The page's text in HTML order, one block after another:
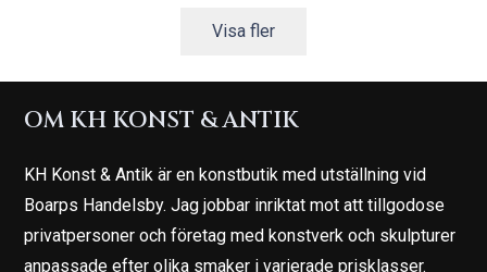
Visa fler
OM KH KONST & ANTIK
KH Konst & Antik är en konstbutik med utställning vid
Boarps Handelsby. Jag jobbar inriktat mot att tillgodose
privatpersoner och företag med konstverk och skulpturer
anpassade efter olika smaker i varierade prisklasser.